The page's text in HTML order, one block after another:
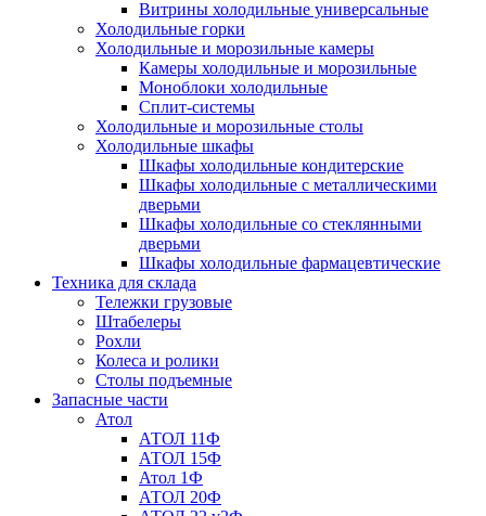
Витрины холодильные универсальные
Холодильные горки
Холодильные и морозильные камеры
Камеры холодильные и морозильные
Моноблоки холодильные
Сплит-системы
Холодильные и морозильные столы
Холодильные шкафы
Шкафы холодильные кондитерские
Шкафы холодильные с металлическими
дверьми
Шкафы холодильные со стеклянными
дверьми
Шкафы холодильные фармацевтические
Техника для склада
Тележки грузовые
Штабелеры
Рохли
Колеса и ролики
Столы подъемные
Запасные части
Атол
АТОЛ 11Ф
АТОЛ 15Ф
Атол 1Ф
АТОЛ 20Ф